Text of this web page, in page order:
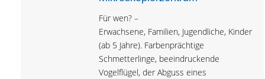
Für wen? –
Erwachsene, Familien, Jugendliche, Kinder
(ab 5 Jahre). Farbenprächtige
Schmetterlinge, beeindruckende
Vogelflügel, der Abguss eines